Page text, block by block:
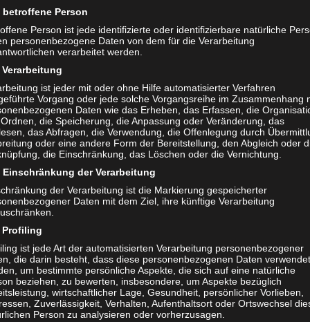
Frank Dehmer, Center Managerin Frauke Aumann,
Sibylle Treptow und die Freundlichen Mitarbeiterinnen vom
Schnelltestcenter
Vincenzo Gagliardi steht hinter dem
Konzept
und Boxenstop-Gründer Vincenzo Gagliardi
durch die Eventgastronomie „Pino“ bekannt. Sein
hat das Unternehmen seit 1977 zu einer fest
gemacht. 2014 ist Vincenzo mit seiner
eingestiegen. Ob in Uhingen, auf dem
oder auf Events mit bis zu 2500 Gästen. Über
Person
Person ist jede identifizierte oder identifizierbare natürliche
personenbezogene Daten von dem für die Verarbeitung
verarbeitet werden.
ist jeder mit oder ohne Hilfe automatisierter Verfahren
Vorgang oder jede solche Vorgangsreihe im Zusammenhang
Daten wie das Erheben, das Erfassen, die
die Speicherung, die Anpassung oder Veränderung, das
das Abfragen, die Verwendung, die Offenlegung durch
oder eine andere Form der Bereitstellung, den Abgleich oder
die Einschränkung, das Löschen oder die Vernichtung.
der Verarbeitung
der Verarbeitung ist die Markierung gespeicherter
Daten mit dem Ziel, ihre künftige Verarbeitung
ist jede Art der automatisierten Verarbeitung personenbezogener
die darin besteht, dass diese personenbezogenen Daten verwendet
um bestimmte persönliche Aspekte, die sich auf eine natürliche
beziehen, zu bewerten, insbesondere, um Aspekte bezüglich
wirtschaftlicher Lage, Gesundheit, persönlicher Vorlieben,
Zuverlässigkeit, Verhalten, Aufenthaltsort oder Ortswechsel
Person zu analysieren oder vorherzusagen.